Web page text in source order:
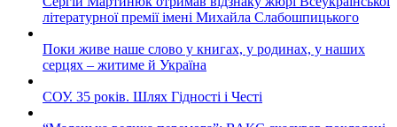
літературної премії імені Михайла Слабошпицького
Поки живе наше слово у книгах, у родинах, у наших
серцях – житиме й Україна
СОУ. 35 років. Шлях Гідності і Честі